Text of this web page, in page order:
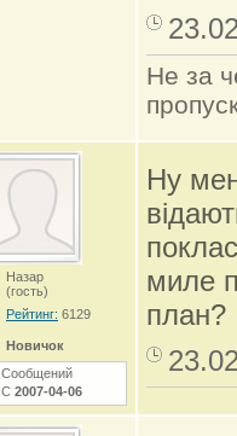
Не за
Назар
(гость)
Рейтинг: 6129
Новичок
Сообщений
С 2007-04-06
Ну
миле
план?